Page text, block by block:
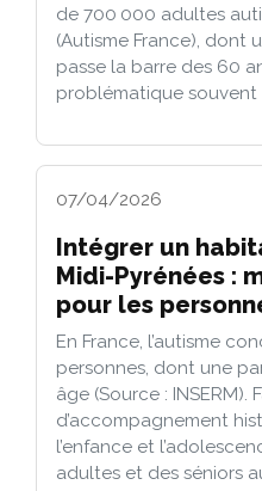
de 700 000 adultes
(Autisme France), dont
passe la barre des 60
problématique souvent
07/04/2026
Intégrer un
Midi-Pyrénées :
pour les
En France, l’autisme
personnes, dont une
âge (Source : INSERM).
d’accompagnement
l’enfance et
adultes et des séniors